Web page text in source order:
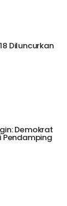
Diluncurkan
Demokrat
Pendamping